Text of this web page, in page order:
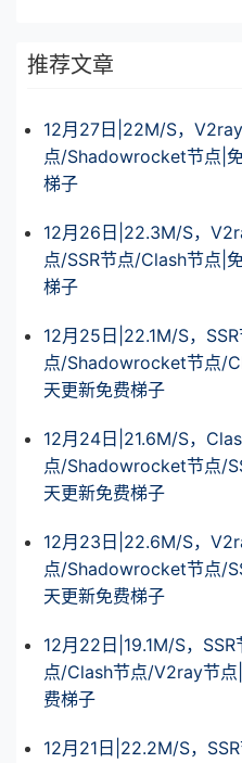
推荐文章
12月27日|22M/S，
点/Shadowrocket节点|
梯子
12月26日|22.3M/S，
点/SSR节点/Clash节点|
梯子
12月25日|22.1M/S，
点/Shadowrocket节点/
天更新免费梯子
12月24日|21.6M/S，
点/Shadowrocket节点/
天更新免费梯子
12月23日|22.6M/S，
点/Shadowrocket节点/
天更新免费梯子
12月22日|19.1M/S，
点/Clash节点/V2ray节
费梯子
12月21日|22.2M/S，